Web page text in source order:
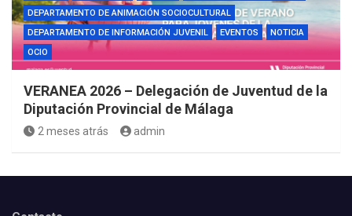
DEPARTAMENTO DE ANIMACIÓN SOCIOCULTURAL
DEPARTAMENTO DE INFORMACIÓN JUVENIL
EVENTOS
NOTICIA
OCIO
VERANEA 2026 – Delegación de Juventud de la
Diputación Provincial de Málaga
2 meses atrás admin